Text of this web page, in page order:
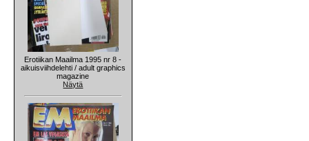
Erotiikan Maailma 1995 nr 8 -
aikuisviihdelehti / adult graphics
magazine
Näytä